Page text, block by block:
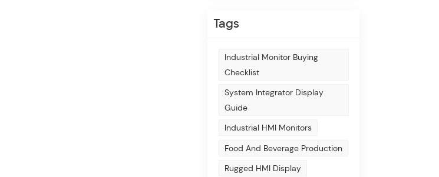
Tags
Industrial Monitor Buying
Checklist
System Integrator Display
Guide
Industrial HMI Monitors
Food And Beverage Production
Rugged HMI Display